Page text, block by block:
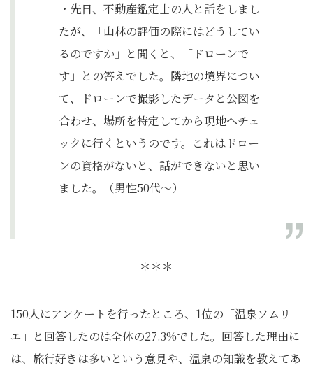
・先日、不動産鑑定士の人と話をしまし
たが、「山林の評価の際にはどうしてい
るのですか」と聞くと、「ドローンで
す」との答えでした。隣地の境界につい
て、ドローンで撮影したデータと公図を
合わせ、場所を特定してから現地へチェ
ックに行くというのです。これはドロー
ンの資格がないと、話ができないと思い
ました。（男性50代〜）
＊＊＊
150人にアンケートを行ったところ、1位の「温泉ソムリ
エ」と回答したのは全体の27.3%でした。回答した理由に
は、旅行好きは多いという意見や、温泉の知識を教えてあ